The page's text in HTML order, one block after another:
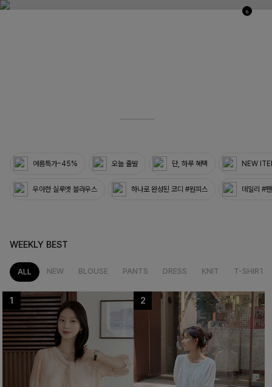
0
여름특가~45% 오늘 출발 단, 하루 혜택 NEW
우아한 실루엣 블라우스 하나로 완성된 코디 #원피스 데일리 #
WEEKLY BEST
ALL NEW BLOUSE PANTS DRESS KNIT T-SHIRT